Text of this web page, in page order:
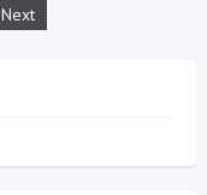
Next